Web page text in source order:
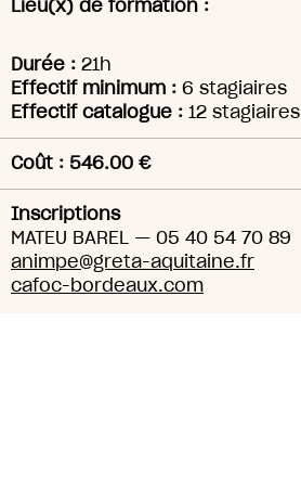
Lieu(x) de formation :
Durée : 21h
Effectif minimum : 6 stagiaires
Effectif catalogue : 12 stagiaires
Coût : 546.00 €
Inscriptions
MATEU BAREL — 05 40 54 70 89
animpe@greta-aquitaine.fr
cafoc-bordeaux.com